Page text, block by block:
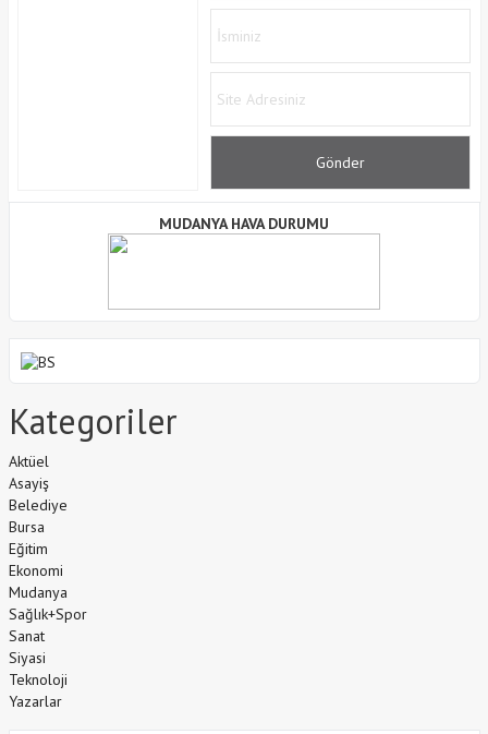
MUDANYA HAVA DURUMU
Kategoriler
Aktüel
Asayiş
Belediye
Bursa
Eğitim
Ekonomi
Mudanya
Sağlık+Spor
Sanat
Siyasi
Teknoloji
Yazarlar